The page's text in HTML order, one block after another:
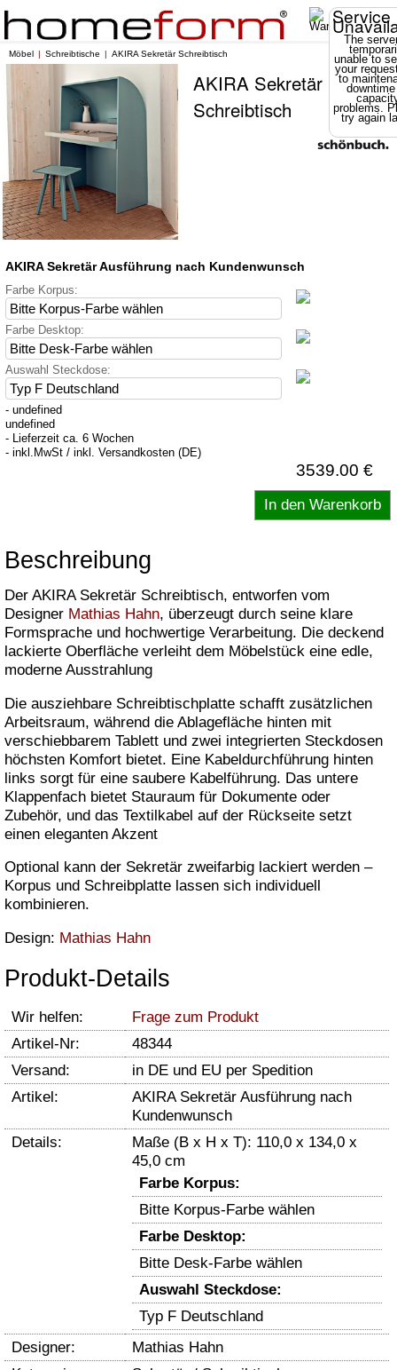
Service
The
unable to
your
to
problems.
try again
Möbel Schreibtische AKIRA Sekretär Schreibtisch
AKIRA Sekretär
Schreibtisch
AKIRA Sekretär Ausführung nach Kundenwunsch
Farbe Korpus:
Farbe Desktop:
Auswahl Steckdose:
- undefined
undefined
- Lieferzeit ca. 6 Wochen
- inkl.MwSt / inkl. Versandkosten (DE)
3539.00 €
Beschreibung
Der AKIRA Sekretär Schreibtisch, entworfen vom
Designer Mathias Hahn, überzeugt durch seine klare
Formsprache und hochwertige Verarbeitung. Die deckend
lackierte Oberfläche verleiht dem Möbelstück eine edle,
moderne Ausstrahlung
Die ausziehbare Schreibtischplatte schafft zusätzlichen
Arbeitsraum, während die Ablagefläche hinten mit
verschiebbarem Tablett und zwei integrierten Steckdosen
höchsten Komfort bietet. Eine Kabeldurchführung hinten
links sorgt für eine saubere Kabelführung. Das untere
Klappenfach bietet Stauraum für Dokumente oder
Zubehör, und das Textilkabel auf der Rückseite setzt
einen eleganten Akzent
Optional kann der Sekretär zweifarbig lackiert werden –
Korpus und Schreibplatte lassen sich individuell
kombinieren.
Design: Mathias Hahn
Produkt-Details
Wir helfen:
Frage zum Produkt
Artikel-Nr:
48344
Versand:
in DE und EU per Spedition
Artikel:
AKIRA Sekretär Ausführung nach
Kundenwunsch
Details:
Maße (B x H x T): 110,0 x 134,0 x
45,0 cm
Farbe Korpus:
Bitte Korpus-Farbe wählen
Farbe Desktop:
Bitte Desk-Farbe wählen
Auswahl Steckdose:
Typ F Deutschland
Designer:
Mathias Hahn